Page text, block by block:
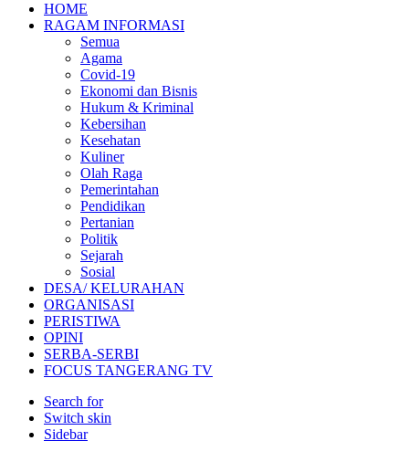
HOME
RAGAM INFORMASI
Semua
Agama
Covid-19
Ekonomi dan Bisnis
Hukum & Kriminal
Kebersihan
Kesehatan
Kuliner
Olah Raga
Pemerintahan
Pendidikan
Pertanian
Politik
Sejarah
Sosial
DESA/ KELURAHAN
ORGANISASI
PERISTIWA
OPINI
SERBA-SERBI
FOCUS TANGERANG TV
Search for
Switch skin
Sidebar